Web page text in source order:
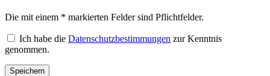
Die mit einem * markierten Felder sind Pflichtfelder.
Ich habe die Datenschutzbestimmungen zur Kenntnis
genommen.
Speichern